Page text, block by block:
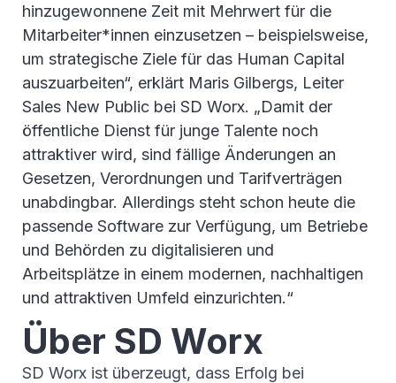
hinzugewonnene Zeit mit Mehrwert für die
Mitarbeiter*innen einzusetzen – beispielsweise,
um strategische Ziele für das Human Capital
auszuarbeiten“, erklärt Maris Gilbergs, Leiter
Sales New Public bei SD Worx. „Damit der
öffentliche Dienst für junge Talente noch
attraktiver wird, sind fällige Änderungen an
Gesetzen, Verordnungen und Tarifverträgen
unabdingbar. Allerdings steht schon heute die
passende Software zur Verfügung, um Betriebe
und Behörden zu digitalisieren und
Arbeitsplätze in einem modernen, nachhaltigen
und attraktiven Umfeld einzurichten.“
Über SD Worx
SD Worx ist überzeugt, dass Erfolg bei